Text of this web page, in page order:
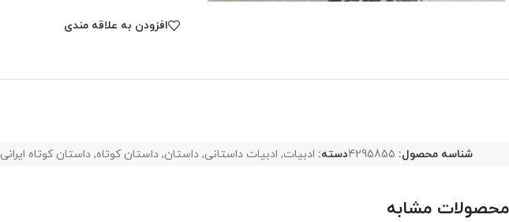
افزودن به علاقه مندی
شناسه محصول: 4295855دسته: ادبیات, ادبیات داستانی, داستان, داستان کوتاه, داستان کوتاه ایرانی
محصولات مشابه